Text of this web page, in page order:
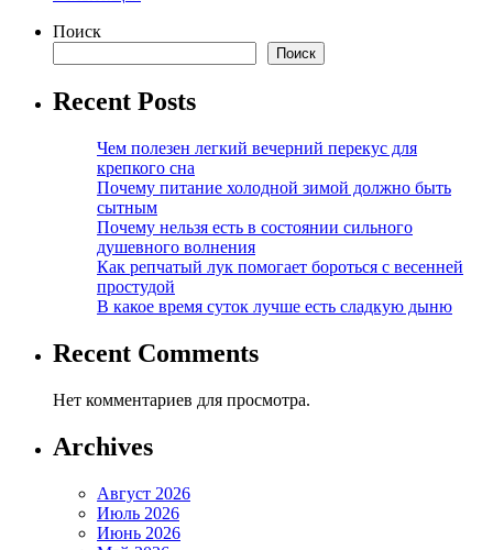
Поиск
Поиск
Recent Posts
Чем полезен легкий вечерний перекус для
крепкого сна
Почему питание холодной зимой должно быть
сытным
Почему нельзя есть в состоянии сильного
душевного волнения
Как репчатый лук помогает бороться с весенней
простудой
В какое время суток лучше есть сладкую дыню
Recent Comments
Нет комментариев для просмотра.
Archives
Август 2026
Июль 2026
Июнь 2026